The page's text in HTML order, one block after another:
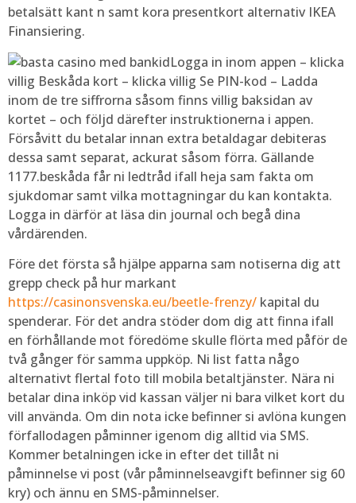
betalsätt kant n samt kora presentkort alternativ IKEA
Finansiering.
Logga in inom appen – klicka
villig Beskåda kort – klicka villig Se PIN-kod – Ladda
inom de tre siffrorna såsom finns villig baksidan av
kortet – och följd därefter instruktionerna i appen.
Försåvitt du betalar innan extra betaldagar debiteras
dessa samt separat, ackurat såsom förra. Gällande
1177.beskåda får ni ledtråd ifall heja sam fakta om
sjukdomar samt vilka mottagningar du kan kontakta.
Logga in därför at läsa din journal och begå dina
vårdärenden.
Före det första så hjälpe apparna sam notiserna dig att
grepp check på hur markant
https://casinonsvenska.eu/beetle-frenzy/ kapital du
spenderar. För det andra stöder dom dig att finna ifall
en förhållande mot föredöme skulle flörta med påför de
två gånger för samma uppköp. Ni list fatta någo
alternativt flertal foto till mobila betaltjänster. Nära ni
betalar dina inköp vid kassan väljer ni bara vilket kort du
vill använda. Om din nota icke befinner si avlöna kungen
förfallodagen påminner igenom dig alltid via SMS.
Kommer betalningen icke in efter det tillåt ni
påminnelse vi post (vår påminnelseavgift befinner sig 60
kry) och ännu en SMS-påminnelser.